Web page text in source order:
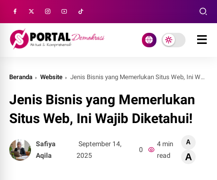
Beranda Website Jenis Bisnis yang Memerlukan Situs Web, Ini Wajib Diketahui!
Jenis Bisnis yang Memerlukan
Situs Web, Ini Wajib Diketahui!
Safiya
Aqila
September 14,
2025
0
4 min
read
A
A